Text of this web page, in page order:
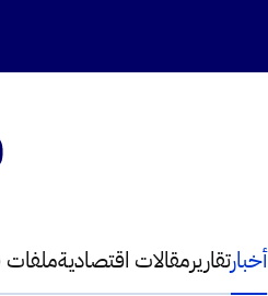
أخبارتقاريرمقالات اقتصادية